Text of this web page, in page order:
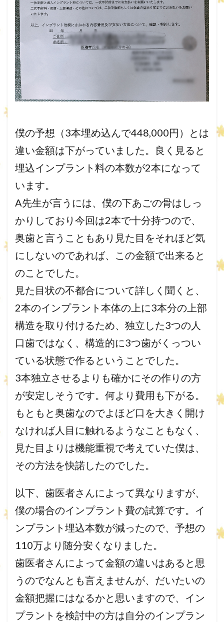
僕の予想（3本埋め込んで448,000円）とは
違い金額は下がっていました。良く見ると
埋込インプラント料の本数が2本になって
います。
A先生が言うには、僕の下あごの骨はしっ
かりしており今回は2本で十分持つので、
奥歯と言うこともあり見た目をそれほど気
にしないのであれば、この金額で出来ると
のことでした。
見た目状の不都合について詳しく聞くと、
2本のインプラント本体の上に3本分の上部
構造を取り付けるため、独立した3つの人
口歯ではなく、構造的に3つ歯がくっつい
ている状態で作るということでした。
3本独立させるよりも確かにその作りの方
が安定しそうです。何より費用も下がる。
もともと奥歯なのでよほど口を大きく開け
なければ人目に触れるようなこともなく、
見た目よりは機能重視で考えていた僕は、
その方法を快諾したのでした。
以下、歯医者さんによって異なりますが、
僕の場合のインプラント費の試算です。イ
ンプラント埋込本数が減ったので、予想の
110万より随分安くなりました。
歯医者さんによって金額の違いはあると思
うのでなんとも言えませんが、だいたいの
金額把握にはなるかと思いますので、イン
プラントを検討中の方は自分のインプラン